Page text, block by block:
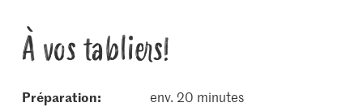
À vos tabliers!
Préparation:
env. 20 minutes